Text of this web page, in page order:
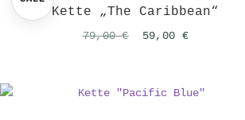
Kette „The Caribbean“
79,00€
Ursprünglicher
79,00 €
59,00 €
59,00 €.